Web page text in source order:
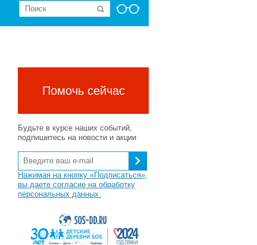
Помочь сейчас
Будьте в курсе наших событий,
подпишитесь на новости и акции
Нажимая на кнопку «Подписаться»,
вы даете согласие на обработку
персональных данных.